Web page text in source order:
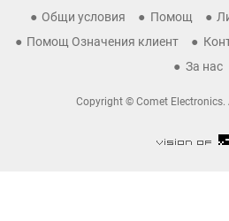
Общи условия Помощ
Помощ Означения клиент
За нас
Copyright © Comet Electronics.